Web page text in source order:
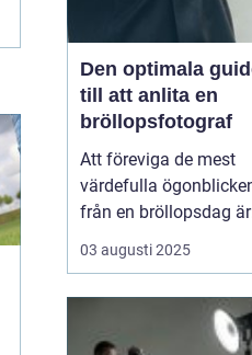
Den optimala
till att anlita en
bröllopsfotograf
Att föreviga de mest
värdefulla
från en bröllopsdag är
inte bara en lyx utan en
nödvändighet. Varenda
och alla kärleksfulla
blickar är minnen att
03 augusti 2025